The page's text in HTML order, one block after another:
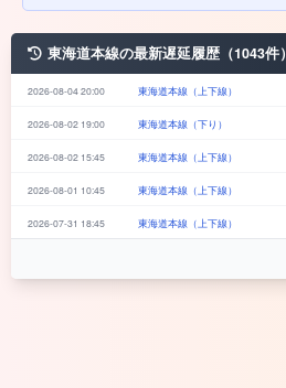
東海道本線の最新遅延履歴（1043件）
2026-08-04 20:00 東海道本線（上下線）
2026-08-02 19:00 東海道本線（下り）
2026-08-02 15:45 東海道本線（上下線）
2026-08-01 10:45 東海道本線（上下線）
2026-07-31 18:45 東海道本線（上下線）